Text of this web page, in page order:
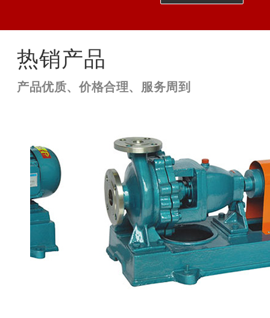
热销产品
产品优质、价格合理、服务周到